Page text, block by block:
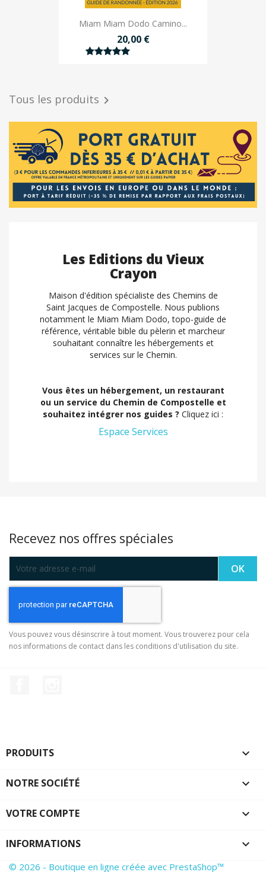
Miam Miam Dodo Camino...
20,00 €
Tous les produits 
Les Editions du Vieux
Crayon
Maison d'édition spécialiste des Chemins de
Saint Jacques de Compostelle. Nous publions
notamment le Miam Miam Dodo, topo-guide de
référence, véritable bible du pèlerin et marcheur
souhaitant connaître les hébergements et
services sur le Chemin.
Vous êtes un hébergement, un restaurant
ou un service du Chemin de Compostelle et
souhaitez intégrer nos guides ? Cliquez ici :
Espace Services
Recevez nos offres spéciales
Vous pouvez vous désinscrire à tout moment. Vous trouverez pour cela
nos informations de contact dans les conditions d'utilisation du site.
PRODUITS 
NOTRE SOCIÉTÉ 
VOTRE COMPTE 
INFORMATIONS keyboard_arrow_down
© 2026 - Boutique en ligne créée avec PrestaShop™